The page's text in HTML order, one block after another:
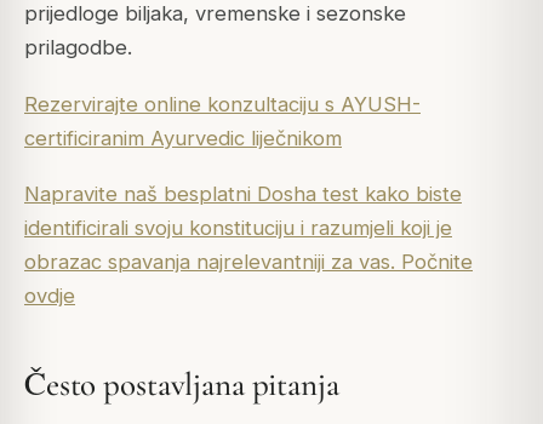
prijedloge biljaka, vremenske i sezonske
prilagodbe.
Rezervirajte online konzultaciju s AYUSH-
certificiranim Ayurvedic liječnikom
Napravite naš besplatni Dosha test kako biste
identificirali svoju konstituciju i razumjeli koji je
obrazac spavanja najrelevantniji za vas. Počnite
ovdje
Često postavljana pitanja